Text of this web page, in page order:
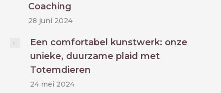
Coaching
28 juni 2024
Een comfortabel kunstwerk: onze
unieke, duurzame plaid met
Totemdieren
24 mei 2024